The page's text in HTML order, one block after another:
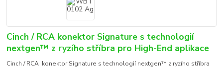
Cinch / RCA konektor Signature s technologií
nextgen™ z ryzího stříbra pro High-End aplikace
Cinch / RCA konektor Signature s technologií nextgen™ z ryzího stříbra